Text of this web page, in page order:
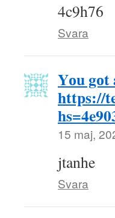
4c9h76
Svara
Yоu
https://
15 maj,
jtanhe
Svara